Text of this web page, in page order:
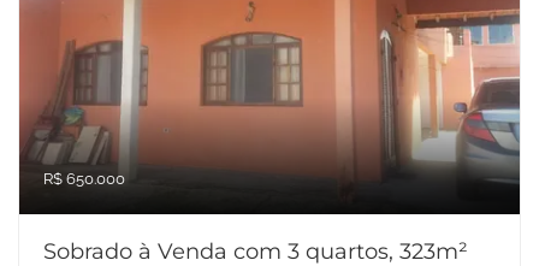
R$ 650.000
Sobrado à Venda com 3 quartos, 323m²